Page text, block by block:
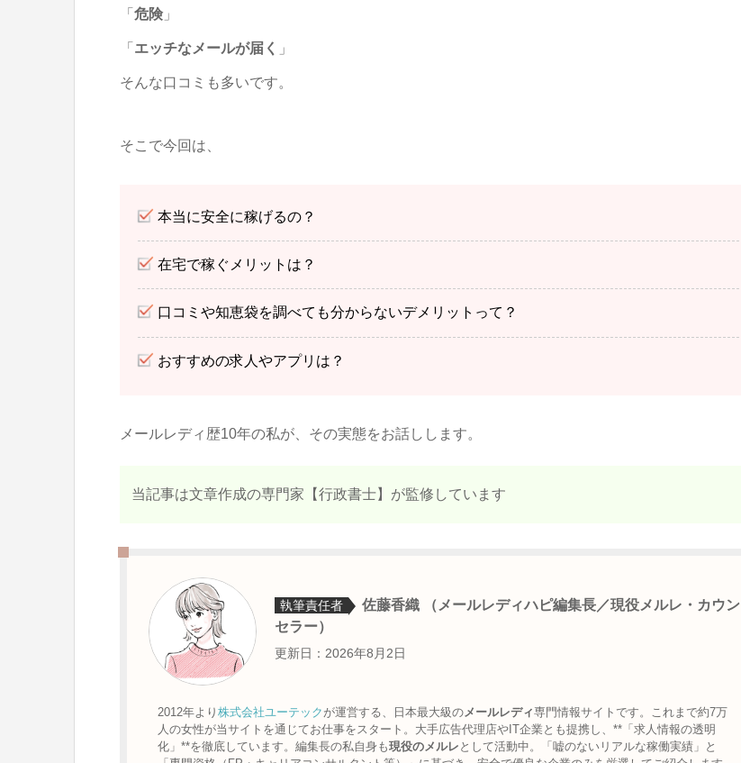
「 危険」
「 エッチなメールが届く 」
そんな口コミも多いです。
そこで今回は、
本当に安全に稼げるの？
在宅で稼ぐメリットは？
口コミや知恵袋を調べても分からないデメリットって？
おすすめの求人やアプリは？
メールレディ歴10年の私が、その実態をお話しします。
当記事は文章作成の専門家【行政書士】が監修しています
執筆責任者
佐藤香織 （メールレディハピ編集長／現役メルレ・カウン
セラー）
更新日：2026年8月2日
2012年より 株式会社ユーテック が運営する、日本最大級のメールレディ専門情報サイトです。これまで約7万
人の女性が当サイトを通じてお仕事をスタート。大手広告代理店やIT企業とも提携し、**「求人情報の透明
化」**を徹底しています。編集長の私自身も現役のメルレ として活動中。「嘘のないリアルな稼働実績」と